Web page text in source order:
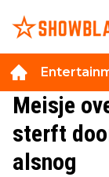
Meisje
sterft
alsnog